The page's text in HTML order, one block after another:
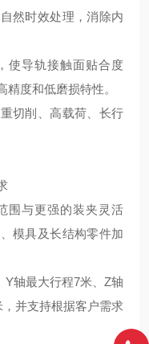
然时效处理，消除内
使导轨接触面贴合度
度和低磨损特性。
切削、高载荷、长行
围与更强的装夹灵活
模具及长结构零件加
轴最大行程7米、Z轴
并支持根据客户需求